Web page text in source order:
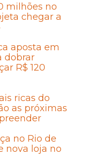
milhões no
chegar a
aposta em
dobrar
R$ 120
ricas do
as próximas
no Rio de
nova loja no